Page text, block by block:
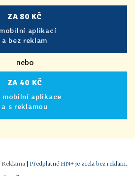
ZA 80 KČ
aplikací
a bez reklam
nebo
ZA 40 KČ
mobilní aplikace
a s reklamou
Předplatné HN+ je zcela bez reklam.